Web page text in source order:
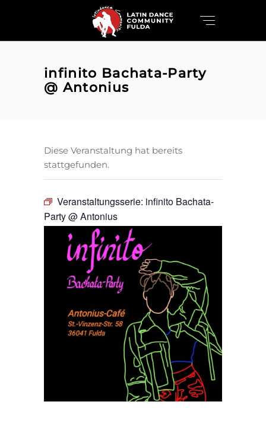
infinito Bachata-Party
@ Antonius
Diese Veranstaltung hat bereits
stattgefunden.
Veranstaltungsserie: infinito Bachata-
Party @ Antonius